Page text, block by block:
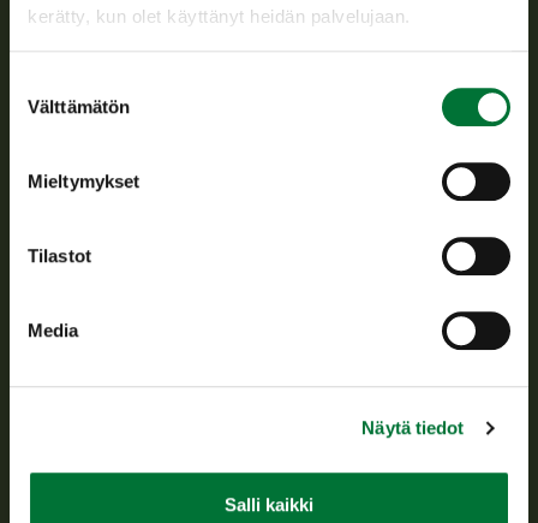
kerätty, kun olet käyttänyt heidän palvelujaan.
valinta
Välttämätön
Mieltymykset
Tilastot
Media
Näytä tiedot
Salli kaikki
toimeenpanosta sekä vastaa sille säädetyistä julkisista
hallintotehtävistä.
asiakaspalvelu@riista.fi
Usein kysytyt kysymykset